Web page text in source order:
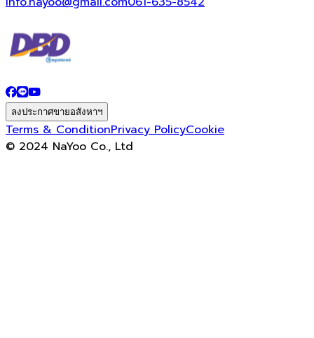
ลงประกาศขายอสังหาฯ
Terms & ConditionPrivacy PolicyCookie
© 2024 NaYoo Co., Ltd